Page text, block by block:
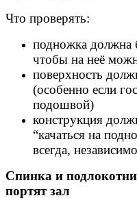
Что проверять:
подножка должна
чтобы на неё
поверхность
(особенно если
подошвой)
конструкция
“качаться на
всегда,
Спинка и
портят зал